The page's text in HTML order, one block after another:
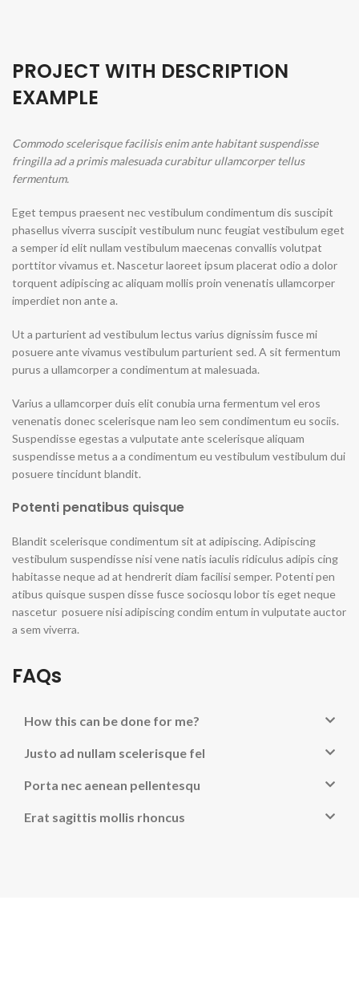
PROJECT WITH DESCRIPTION
EXAMPLE
Commodo scelerisque facilisis enim ante habitant suspendisse
fringilla ad a primis malesuada curabitur ullamcorper tellus
fermentum.
Eget tempus praesent nec vestibulum condimentum dis suscipit
phasellus viverra suscipit vestibulum nunc feugiat vestibulum eget
a semper id elit nullam vestibulum maecenas convallis volutpat
porttitor vivamus et. Nascetur laoreet ipsum placerat odio a dolor
torquent adipiscing ac aliquam mollis proin venenatis ullamcorper
imperdiet non ante a.
Ut a parturient ad vestibulum lectus varius dignissim fusce mi
posuere ante vivamus vestibulum parturient sed. A sit fermentum
purus a ullamcorper a condimentum at malesuada.
Varius a ullamcorper duis elit conubia urna fermentum vel eros
venenatis donec scelerisque nam leo sem condimentum eu sociis.
Suspendisse egestas a vulputate ante scelerisque aliquam
suspendisse metus a a condimentum eu vestibulum vestibulum dui
posuere tincidunt blandit.
Potenti penatibus quisque
Blandit scelerisque condimentum sit at adipiscing. Adipiscing
vestibulum suspendisse nisi vene natis iaculis ridiculus adipis cing
habitasse neque ad at hendrerit diam facilisi semper. Potenti pen
atibus quisque suspen disse fusce sociosqu lobor tis eget neque
nascetur posuere nisi adipiscing condim entum in vulputate auctor
a sem viverra.
FAQs
How this can be done for me?
Justo ad nullam scelerisque fel
Porta nec aenean pellentesqu
Erat sagittis mollis rhoncus